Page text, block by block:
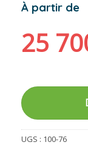
À partir de
25
UGS : 100-76